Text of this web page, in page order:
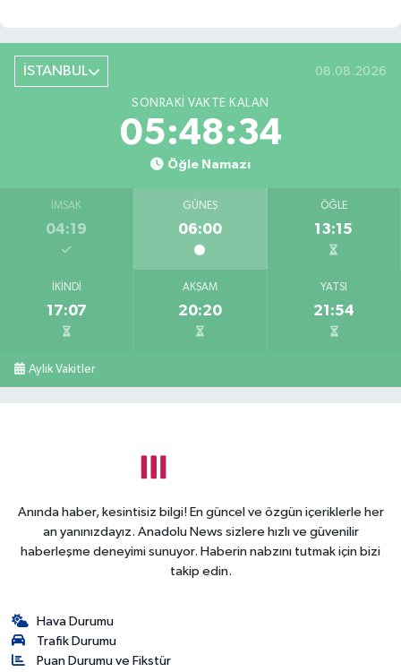
İSTANBUL 08.08.2026
SONRAKI VAKTE KALAN
05:48:33
Öğle Namazı
İMSAK
04:19
GÜNEŞ
06:00
ÖĞLE
13:15
İKINDI
17:07
AKŞAM
20:20
YATSI
21:54
Aylık Vakitler
Anında haber, kesintisiz bilgi! En güncel ve özgün içeriklerle her
an yanınızdayız. Anadolu News sizlere hızlı ve güvenilir
haberleşme deneyimi sunuyor. Haberin nabzını tutmak için bizi
takip edin.
Hava Durumu
Trafik Durumu
Puan Durumu ve Fikstür